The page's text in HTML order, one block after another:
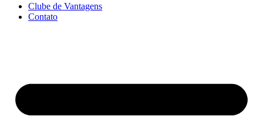
Clube de Vantagens
Contato